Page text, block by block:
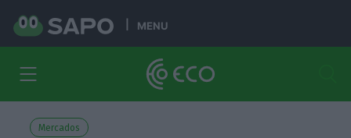
MENU
Mercados